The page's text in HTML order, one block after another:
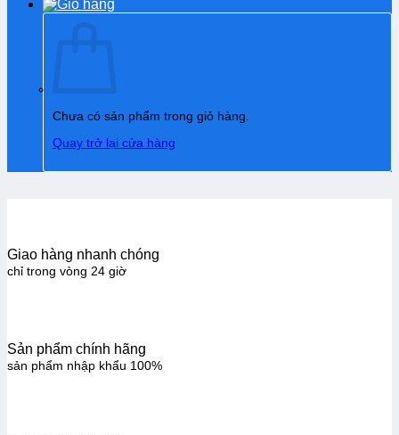
Chưa có sản phẩm trong giỏ hàng.
Quay trở lại cửa hàng
Giao hàng nhanh chóng
chỉ trong vòng 24 giờ
Sản phẩm chính hãng
sản phẩm nhập khẩu 100%